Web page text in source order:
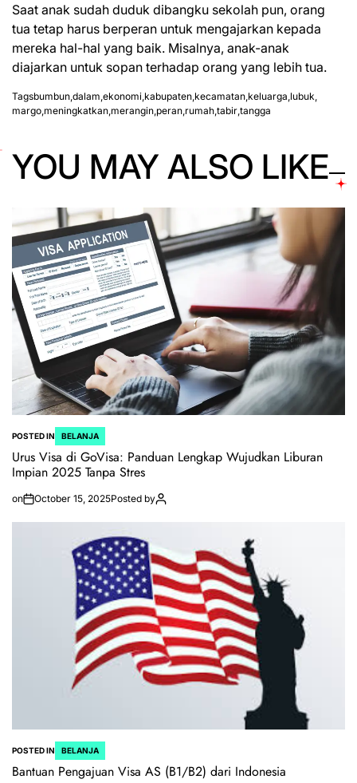
Saat anak sudah duduk dibangku sekolah pun, orang
tua tetap harus berperan untuk mengajarkan kepada
mereka hal-hal yang baik. Misalnya, anak-anak
diajarkan untuk sopan terhadap orang yang lebih tua.
Tagsbumbun,dalam,ekonomi,kabupaten,kecamatan,keluarga,lubuk,
margo,meningkatkan,merangin,peran,rumah,tabir,tangga
YOU MAY ALSO LIKE
POSTED IN BELANJA
Urus Visa di GoVisa: Panduan Lengkap Wujudkan Liburan
Impian 2025 Tanpa Stres
on October 15, 2025Posted by
POSTED IN BELANJA
Bantuan Pengajuan Visa AS (B1/B2) dari Indonesia